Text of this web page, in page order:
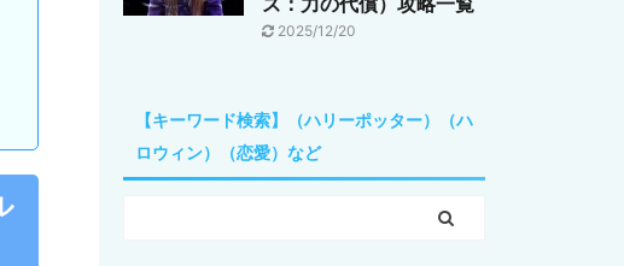
2025/12/20
【キーワード検索】（ハリーポッター）（ハ
ロウィン）（恋愛）など